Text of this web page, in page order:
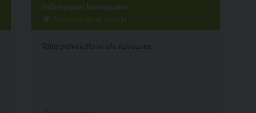
Talinhuipun koirapuisto
Poutamäentie 16, Helsinki
Tällä palvelulla ei ole kuvausta.